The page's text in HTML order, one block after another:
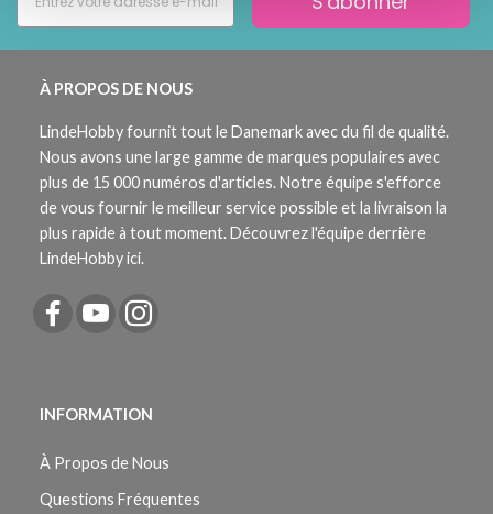
À PROPOS DE NOUS
LindeHobby fournit tout le Danemark avec du fil de qualité.
Nous avons une large gamme de marques populaires avec
plus de 15 000 numéros d'articles. Notre équipe s'efforce
de vous fournir le meilleur service possible et la livraison la
plus rapide à tout moment. Découvrez l'équipe derrière
LindeHobby ici.
INFORMATION
À Propos de Nous
Questions Fréquentes